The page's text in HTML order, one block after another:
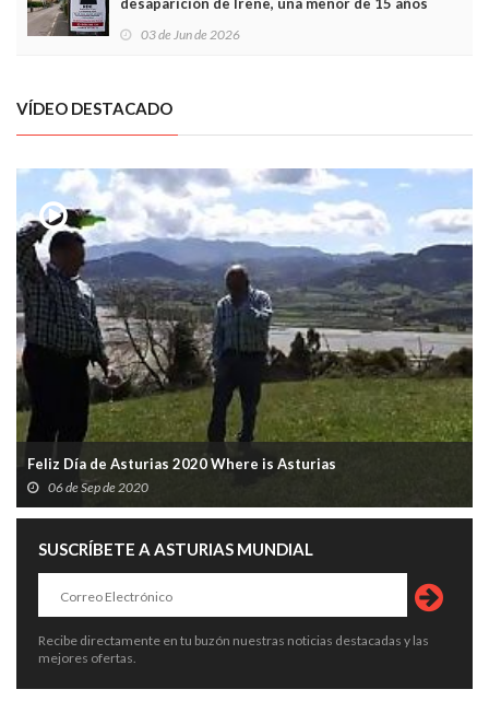
desaparición de Irene, una menor de 15 años
03 de Jun de 2026
VÍDEO DESTACADO
Feliz Día de Asturias 2020 Where is Asturias
06 de Sep de 2020
SUSCRÍBETE A ASTURIAS MUNDIAL
Recibe directamente en tu buzón nuestras noticias destacadas y las
mejores ofertas.